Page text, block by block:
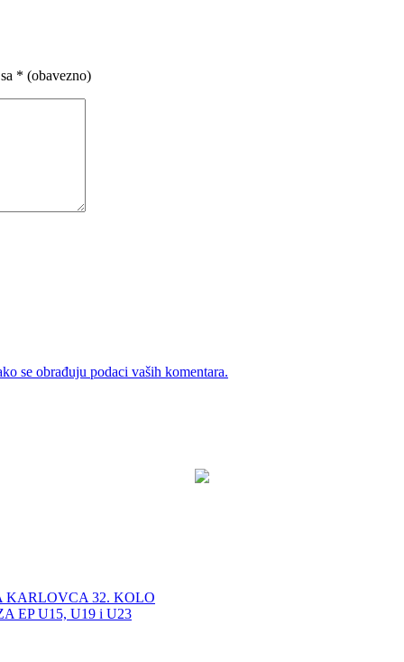
* (obavezno)
se obrađuju podaci vaših komentara.
KARLOVCA 32. KOLO
EP U15, U19 i U23